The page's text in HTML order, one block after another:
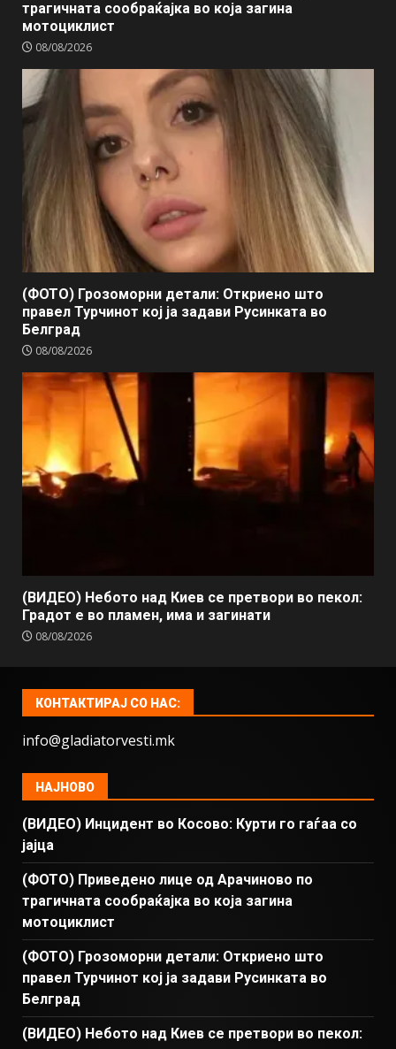
трагичната сообраќајка во која загина
мотоциклист
08/08/2026
(ФОТО) Грозоморни детали: Откриено што
правел Турчинот кој ја задави Русинката во
Белград
08/08/2026
(ВИДЕО) Небото над Киев се претвори во пекол:
Градот е во пламен, има и загинати
08/08/2026
КОНТАКТИРАЈ СО НАС:
info@gladiatorvesti.mk
НАЈНОВО
(ВИДЕО) Инцидент во Косово: Курти го гаѓаа со
јајца
(ФОТО) Приведено лице од Арачиново по
трагичната сообраќајка во која загина
мотоциклист
(ФОТО) Грозоморни детали: Откриено што
правел Турчинот кој ја задави Русинката во
Белград
(ВИДЕО) Небото над Киев се претвори во пекол: